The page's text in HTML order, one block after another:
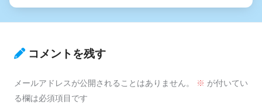
コメントを残す
メールアドレスが公開されることはありません。 ※ が付いてい
る欄は必須項目です